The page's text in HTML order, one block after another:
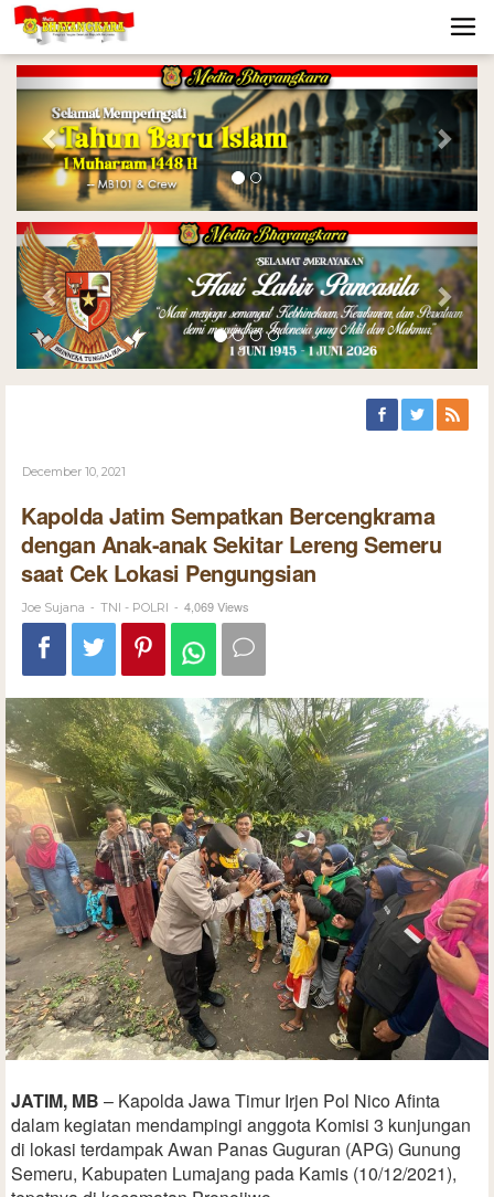
Previous Next
Previous Next
December 10, 2021
Kapolda Jatim Sempatkan Bercengkrama
dengan Anak-anak Sekitar Lereng Semeru
saat Cek Lokasi Pengungsian
Joe Sujana - TNI - POLRI - 4,069 Views
JATIM, MB – Kapolda Jawa Timur Irjen Pol Nico Afinta
dalam kegiatan mendampingi anggota Komisi 3 kunjungan
di lokasi terdampak Awan Panas Guguran (APG) Gunung
Semeru, Kabupaten Lumajang pada Kamis (10/12/2021),